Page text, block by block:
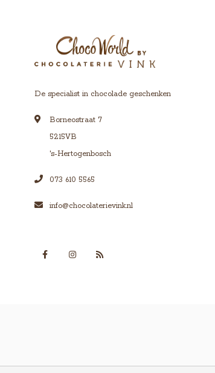
De specialist in chocolade geschenken
Borneostraat 7
5215VB
's-Hertogenbosch
073 610 5565
info@chocolaterievink.nl